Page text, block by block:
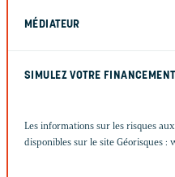
MÉDIATEUR
SIMULEZ VOTRE FINANCEMENT
Les informations sur les risques
disponibles sur le site Géorisques :